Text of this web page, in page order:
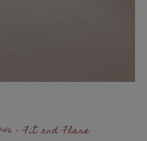
- Fit and Flare